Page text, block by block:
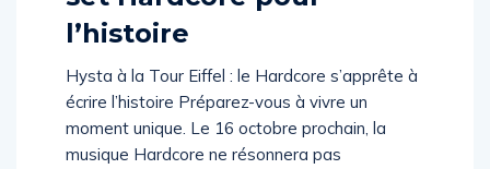
l’histoire
Hysta à la Tour Eiffel : le Hardcore s’apprête à
écrire l’histoire Préparez-vous à vivre un
moment unique. Le 16 octobre prochain, la
musique Hardcore ne résonnera pas